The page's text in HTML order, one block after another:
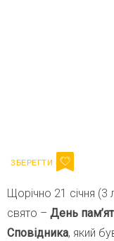
Щорічно 21 січня (3
свято – День
Сповідника, який